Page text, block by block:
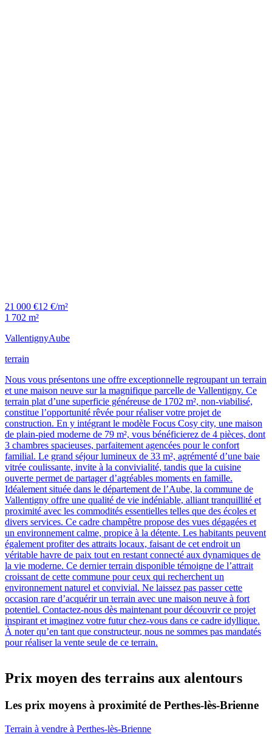
21 000 €12 €/m²
1 702 m²
VallentignyAube
terrain
Nous vous présentons une offre exceptionnelle regroupant un terrain
et une maison neuve sur la magnifique parcelle de Vallentigny. Ce
terrain plat d’une superficie généreuse de 1702 m², non-viabilisé,
constitue l’opportunité rêvée pour réaliser votre projet de
construction. En y intégrant le modèle Focus Cosy city, une maison
de plain-pied moderne de 79 m², vous bénéficierez de 4 pièces, dont
3 chambres spacieuses, parfaitement agencées pour le confort
familial. Le grand séjour lumineux de 33 m², agrémenté d’une baie
vitrée coulissante, invite à la convivialité, tandis que la cuisine
ouverte permet de partager d’agréables moments en famille.
Idéalement située dans le département de l’Aube, la commune de
Vallentigny offre une qualité de vie indéniable, alliant tranquillité et
proximité avec les commodités essentielles telles que des écoles et
divers services. Ce cadre champêtre propose des vues dégagées et
un environnement calme, propice à la détente. Les habitants peuvent
également profiter des attraits locaux, faisant de cet endroit un
véritable havre de paix tout en restant connecté aux dynamiques de
la vie moderne. Ce dernier terrain disponible témoigne de l’attrait
croissant de cette commune pour ceux qui recherchent un
environnement naturel et convivial. Ne laissez pas passer cette
occasion rare d’acquérir un terrain avec une maison neuve à fort
potentiel. Contactez-nous dès maintenant pour découvrir ce projet
inspirant et imaginez votre futur chez-vous dans ce cadre idyllique.
À noter qu’en tant que constructeur, nous ne sommes pas mandatés
pour réaliser la vente seule de ce terrain.
Prix moyen des terrains aux alentours
Les prix moyens à proximité de Perthes-lès-Brienne
Terrain à vendre à Perthes-lès-Brienne